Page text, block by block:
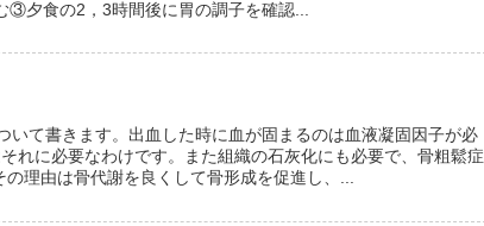
③夕食の2，3時間後に胃の調子を確認...
いて書きます。出血した時に血が固まるのは血液凝固因子が必
れに必要なわけです。また組織の石灰化にも必要で、骨粗鬆症
理由は骨代謝を良くして骨形成を促進し、...